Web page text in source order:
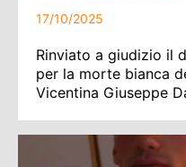
17/10/2025
Rinviato a giudizio il
per la morte bianca
Vicentina Giuseppe